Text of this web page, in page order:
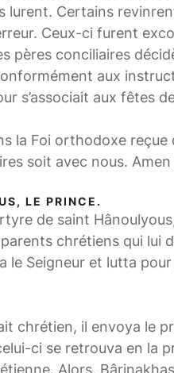
lurent. Certains
Ceux-ci furent
pères conciliaires
aux
s’associait aux fêtes
la Foi orthodoxe
soit avec nous. Amen
LE PRINCE.
de saint
chrétiens qui lui
le Seigneur et lutta
chrétien, il envoya le
ci se retrouva en la